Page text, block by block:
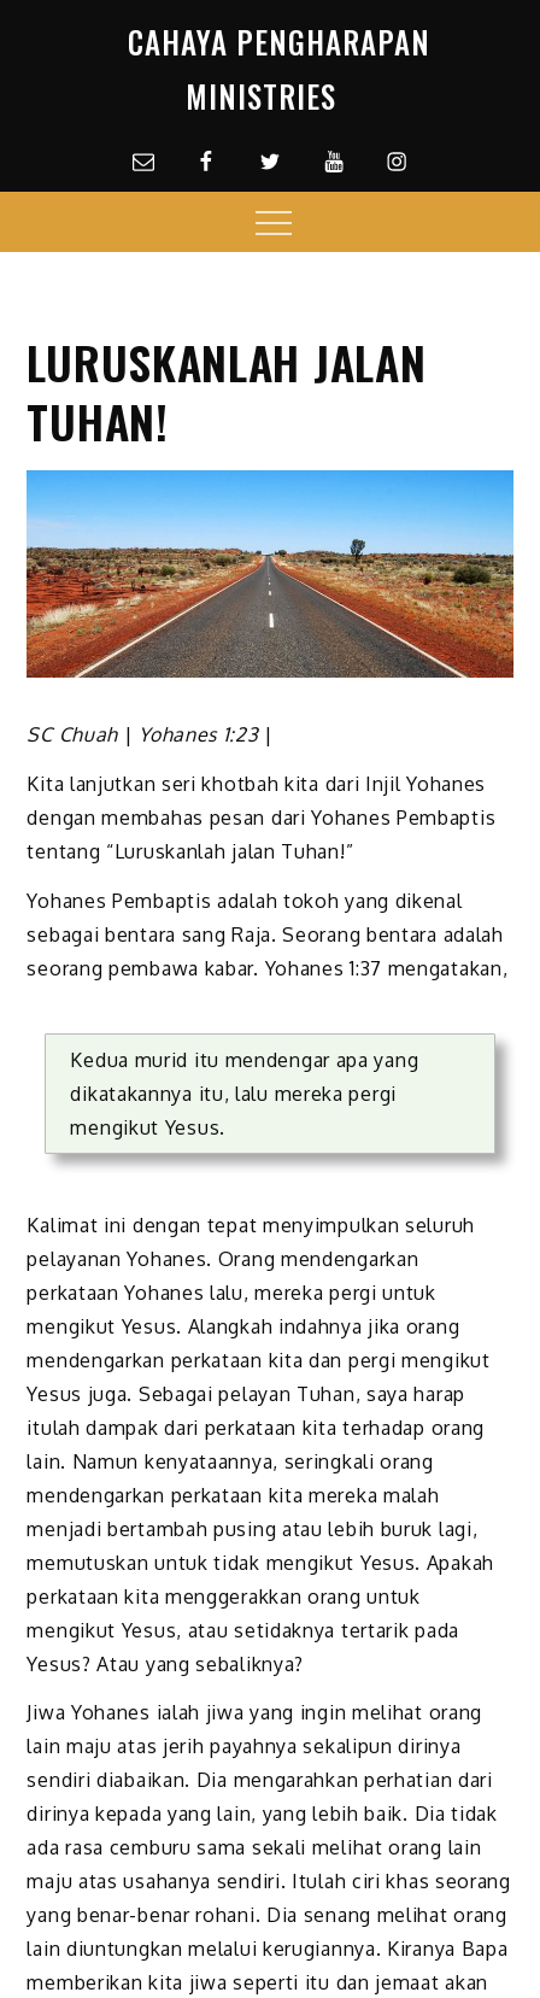
CAHAYA PENGHARAPAN
MINISTRIES
Email facebookTwitterYoutubeInstagram
Menu
LURUSKANLAH JALAN
TUHAN!
SC Chuah | Yohanes 1:23|
Kita lanjutkan seri khotbah kita dari Injil Yohanes
dengan membahas pesan dari Yohanes Pembaptis
tentang “Luruskanlah jalan Tuhan!”
Yohanes Pembaptis adalah tokoh yang dikenal
sebagai bentara sang Raja. Seorang bentara adalah
seorang pembawa kabar. Yohanes 1:37 mengatakan,
Kedua murid itu mendengar apa yang
dikatakannya itu, lalu mereka pergi
mengikut Yesus.
Kalimat ini dengan tepat menyimpulkan seluruh
pelayanan Yohanes. Orang mendengarkan
perkataan Yohanes lalu, mereka pergi untuk
mengikut Yesus. Alangkah indahnya jika orang
mendengarkan perkataan kita dan pergi mengikut
Yesus juga. Sebagai pelayan Tuhan, saya harap
itulah dampak dari perkataan kita terhadap orang
lain. Namun kenyataannya, seringkali orang
mendengarkan perkataan kita mereka malah
menjadi bertambah pusing atau lebih buruk lagi,
memutuskan untuk tidak mengikut Yesus. Apakah
perkataan kita menggerakkan orang untuk
mengikut Yesus, atau setidaknya tertarik pada
Yesus? Atau yang sebaliknya?
Jiwa Yohanes ialah jiwa yang ingin melihat orang
lain maju atas jerih payahnya sekalipun dirinya
sendiri diabaikan. Dia mengarahkan perhatian dari
dirinya kepada yang lain, yang lebih baik. Dia tidak
ada rasa cemburu sama sekali melihat orang lain
maju atas usahanya sendiri. Itulah ciri khas seorang
yang benar-benar rohani. Dia senang melihat orang
lain diuntungkan melalui kerugiannya. Kiranya Bapa
memberikan kita jiwa seperti itu dan jemaat akan